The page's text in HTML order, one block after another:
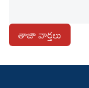
తాజా వార్తలు